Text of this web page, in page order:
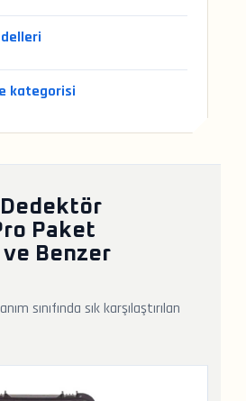
kategorisi
Paket
Benzer
sınıfında sık karşılaştırılan